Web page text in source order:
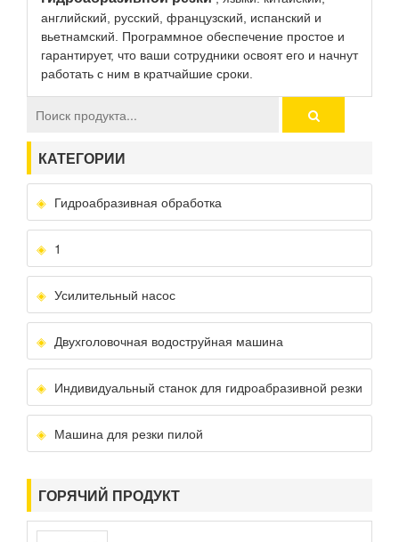
английский, русский, французский, испанский и
вьетнамский. Программное обеспечение простое и
гарантирует, что ваши сотрудники освоят его и начнут
работать с ним в кратчайшие сроки.
КАТЕГОРИИ
Гидроабразивная обработка
1
Усилительный насос
Двухголовочная водоструйная машина
Индивидуальный станок для гидроабразивной резки
Машина для резки пилой
ГОРЯЧИЙ ПРОДУКТ